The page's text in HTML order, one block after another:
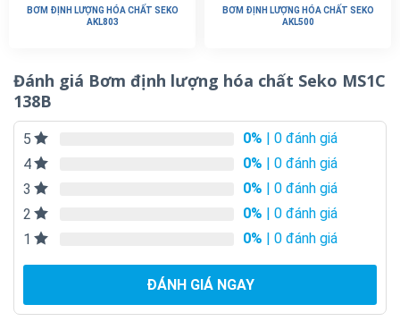
BƠM ĐỊNH LƯỢNG HÓA CHẤT SEKO
AKL803
BƠM ĐỊNH LƯỢNG HÓA CHẤT SEKO
AKL500
Đánh giá Bơm định lượng hóa chất Seko MS1C
138B
5 0% | 0 đánh giá
4
0% | 0 đánh giá
3
0% | 0 đánh giá
2
0% | 0 đánh giá
1
0% | 0 đánh giá
ĐÁNH GIÁ NGAY